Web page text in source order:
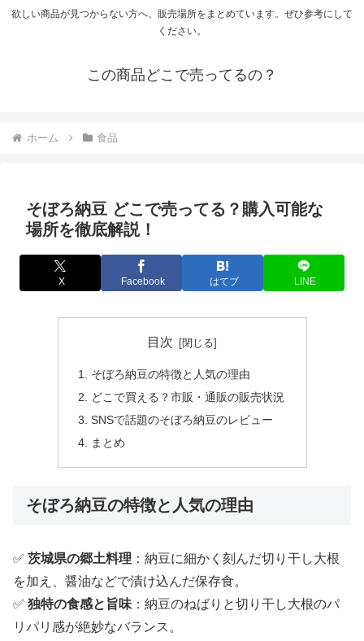
欲しい商品が見つからない方へ、販売場所をまとめています。ぜひ参考にして
ください。
この商品どこで売ってるの？
ホーム 食品
そぼろ納豆 どこで売ってる？購入可能な
場所を徹底解説！
X Facebook はてブ LINE
目次
そぼろ納豆の特徴と人気の理由
どこで買える？市販・通販の販売状況
SNSで話題のそぼろ納豆のレビュー
まとめ
そぼろ納豆の特徴と人気の理由
✅ 茨城県の郷土料理 ：納豆に細かく刻んだ切り干し大根
を加え、醤油などで漬け込んだ保存食。
✅ 独特の食感と旨味 ：納豆のねばりと切り干し大根のパ
リパリ感が絶妙なバランス。